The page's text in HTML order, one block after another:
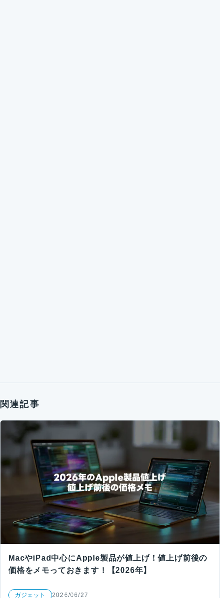
関連記事
MacやiPad中心にApple製品が値上げ！値上げ前後の
価格をメモっておきます！【2026年】
ガジェット 2026/06/27